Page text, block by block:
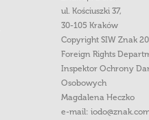
ul. Kościuszki 37,
30-105 Kraków
Copyright SIW Znak
Foreign Rights
Inspektor Ochrony
Osobowych
Magdalena Heczko
e-mail: